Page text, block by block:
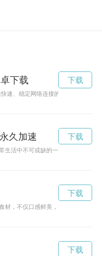
下载
速、稳定网络连接的工具，为用户
下载
久加速
生活中不可或缺的一部分，但是网
下载
材，不仅口感鲜美，而且含有丰富
下载
下载